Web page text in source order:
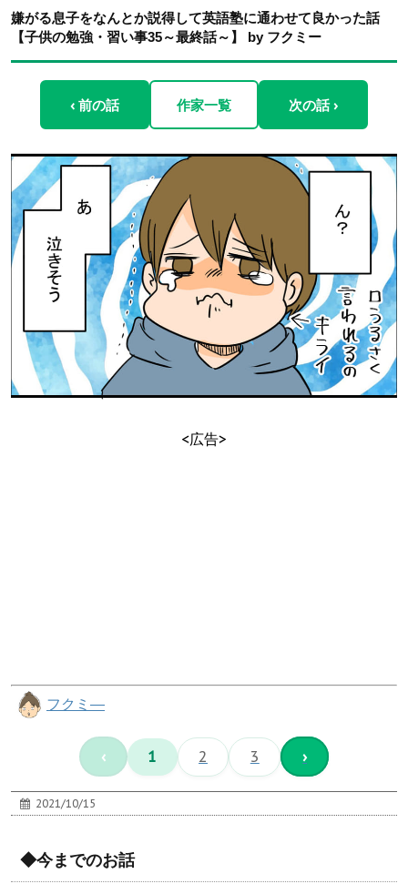
嫌がる息子をなんとか説得して英語塾に通わせて良かった話
【子供の勉強・習い事35～最終話～】 by フクミー
‹ 前の話 作家一覧 次の話 ›
<広告>
フクミ―
‹ 1 2 3 ›
2021/10/15
◆今までのお話